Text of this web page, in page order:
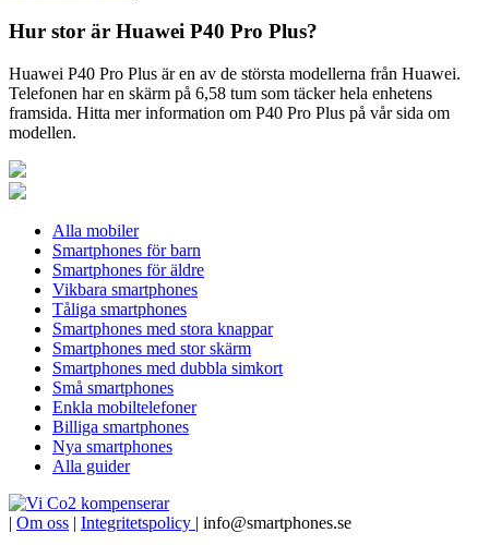
Hur stor är Huawei P40 Pro Plus?
Huawei P40 Pro Plus är en av de största modellerna från Huawei.
Telefonen har en skärm på 6,58 tum som täcker hela enhetens
framsida. Hitta mer information om P40 Pro Plus på vår sida om
modellen.
Alla mobiler
Smartphones för barn
Smartphones för äldre
Vikbara smartphones
Tåliga smartphones
Smartphones med stora knappar
Smartphones med stor skärm
Smartphones med dubbla simkort
Små smartphones
Enkla mobiltelefoner
Billiga smartphones
Nya smartphones
Alla guider
| Om oss | Integritetspolicy | info@smartphones.se